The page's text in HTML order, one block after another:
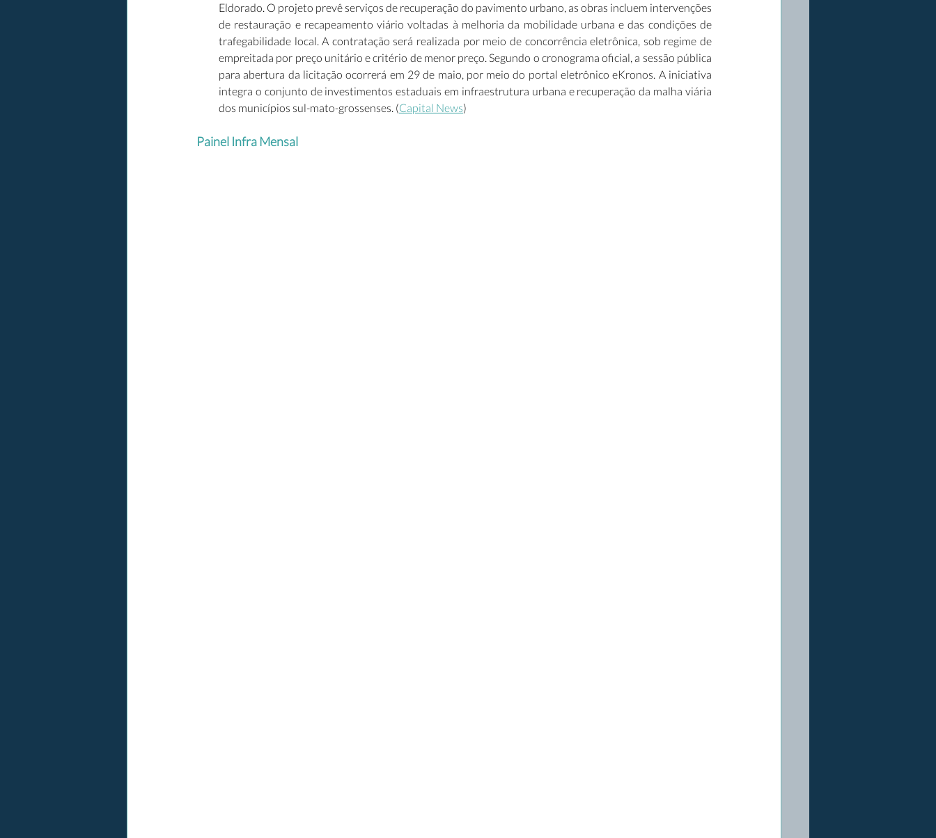
Eldorado. O projeto prevê serviços de recuperação do pavimento urbano, as obras incluem intervenções
de restauração e recapeamento viário voltadas à melhoria da mobilidade urbana e das condições de
trafegabilidade local. A contratação será realizada por meio de concorrência eletrônica, sob regime de
empreitada por preço unitário e critério de menor preço. Segundo o cronograma oficial, a sessão pública
para abertura da licitação ocorrerá em 29 de maio, por meio do portal eletrônico eKronos. A iniciativa
integra o conjunto de investimentos estaduais em infraestrutura urbana e recuperação da malha viária
dos municípios sul-mato-grossenses. (Capital News)
Painel Infra Mensal